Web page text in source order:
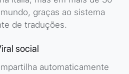
graças ao sistema
de traduções.
social
automaticamente